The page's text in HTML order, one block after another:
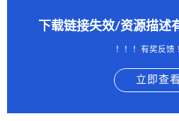
下载链接失效/资源描述
！！！有奖反馈
立即查看